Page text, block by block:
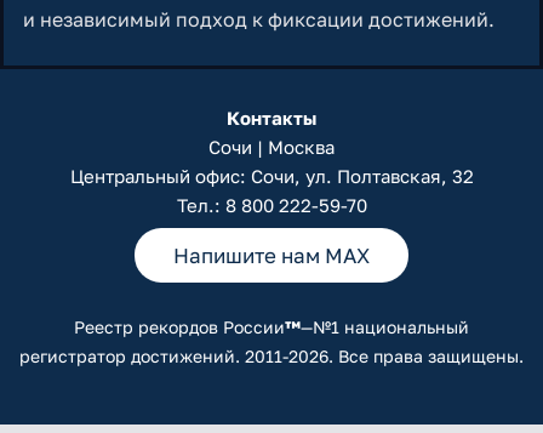
и независимый подход к фиксации достижений.
Контакты
Сочи | Москва
Центральный офис: Сочи, ул. Полтавская, 32
Тел.: 8 800 222-59-70
Напишите нам MAX
Реестр рекордов России™—№1 национальный
регистратор достижений. 2011-2026. Все права защищены.